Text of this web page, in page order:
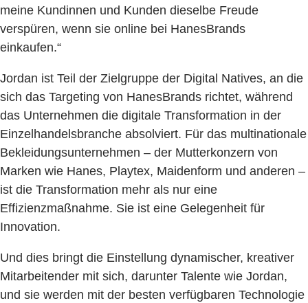
meine Kundinnen und Kunden dieselbe Freude
verspüren, wenn sie online bei HanesBrands
einkaufen.“
Jordan ist Teil der Zielgruppe der Digital Natives, an die
sich das Targeting von HanesBrands richtet, während
das Unternehmen die digitale Transformation in der
Einzelhandelsbranche absolviert. Für das multinationale
Bekleidungsunternehmen – der Mutterkonzern von
Marken wie Hanes, Playtex, Maidenform und anderen –
ist die Transformation mehr als nur eine
Effizienzmaßnahme. Sie ist eine Gelegenheit für
Innovation.
Und dies bringt die Einstellung dynamischer, kreativer
Mitarbeitender mit sich, darunter Talente wie Jordan,
und sie werden mit der besten verfügbaren Technologie